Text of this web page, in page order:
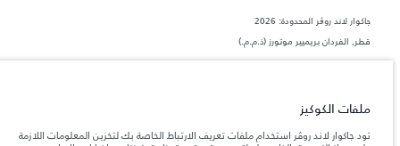
جاكوار لاند روڨر المحدودة: 2026
قطر, الفردان بريميير موتورز (ذ.م.م.)
تعكس الأوزان المذكورة مواصفات السيارة القياسية. سوف تؤثر الإكسسوارات وغيرها من
المعلومات والمواصفات والأسعار والألوان المذكورة على هذا الموقع قد تختلف من بلد إلى
ملفات الكوكيز
تود جاكوار لاند روڤر استخدام ملفات تعريف الارتباط الخاصة بك لتخزين المعلومات اللازمة